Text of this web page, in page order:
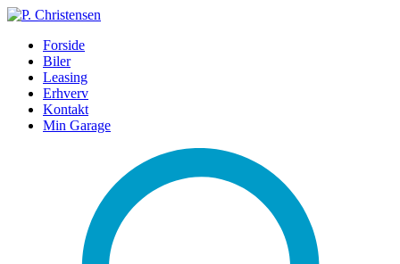
Forside
Biler
Leasing
Erhverv
Kontakt
Min Garage